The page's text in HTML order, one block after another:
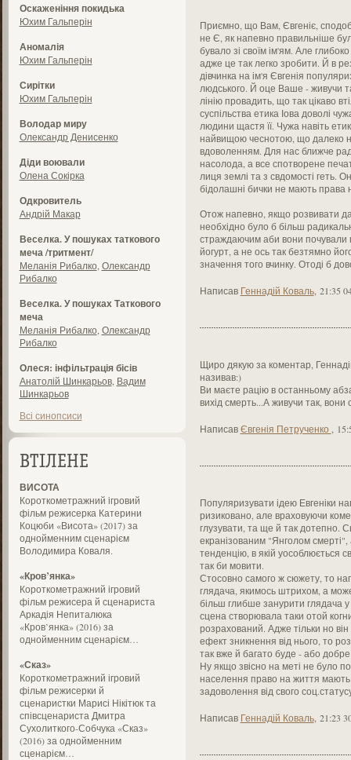
Оскаженіння покидька
Юхим Гальперін
Аномалія
Юхим Гальперін
Сирітки
Юхим Гальперін
Володар миру
Олександр Денисенко
Діди воювали
Олена Сокірка
Одкровитель
Андрій Макар
Веселка. У пошуках таткового
меча /тритмент/
Меланія Рибалко Олександр
Рибалко
Веселка. У пошуках Таткового
меча
Меланія Рибалко Олександр
Рибалко
Олеся: інфільтрація бісів
Анатолій Шинкарьов, Вадим
Шинкарьов
Всі синопсиси
ВТІЛЕНЕ
ВИСОТА
Короткометражний ігровий
фільм режисерка Катерини
Коцюби «Висота» (2017) за
однойменним сценарієм
Володимира Коваля.
«Кров’янка»
Короткометражний ігровий
фільм режисера й сценариста
Аркадія Непиталюка
«Кров’янка» (2016) за
однойменним сценарієм…
«Сказ»
Короткометражний ігровий
фільм режисерки й
сценаристки Марисі Нікітюк та
співсценариста Дмитра
Сухолиткого-Собчука «Сказ»
(2016) за однойменним
сценарієм…
Приємно, що Вам, Євгеніє,
не Є, як напевно правильніше
бувало зі своїм ім'ям. Але
адже це так легко зробити. Й в
дівчинка на ім'я Євгенія
людського. Й оце Ваше - живучи
лінію провадить, що так цікаво
суспільства етика Іова доволі
людини щастя її. Чужа навіть
найвищою чеснотою, що далеко
вдоволенням. Для нас ближче
насолода, а все спотворене
лиця землі та з свдомості
бідолашні бички не мають права
Отож напевно, якщо розвивати
необхідно було б більш
страждаючим аби вони почували
йогурт, а не ось так безтямно
значення того вчинку. Отоді б
Написав Геннадій Коваль, 21:35
Щиро дякую за коментар,
називав:)
Ви маєте рацію в останньому
вихід смерть...А живучи так, вони
НаписавЄвгенія Петрученко
Популяризувати ідею Евгеніки
ризиковано, але враховуючи
глузувати, та ще й так дотепно.
екранізованим "Янголом
тенденцію, в якій уособлюється
так би мовити.
Стосовно самого ж сюжету, то
глядача, якимось штрихом, а
більш глибше занурити глядача
сцена створювала таки отой
розрахований. Адже тільки но
ефект зникнення від нього, то
так вже й багато буде - або
Ну якщо звісно на меті не було
населення право на життя мають
задоволення від свого
Написав Геннадій Коваль, 21:23